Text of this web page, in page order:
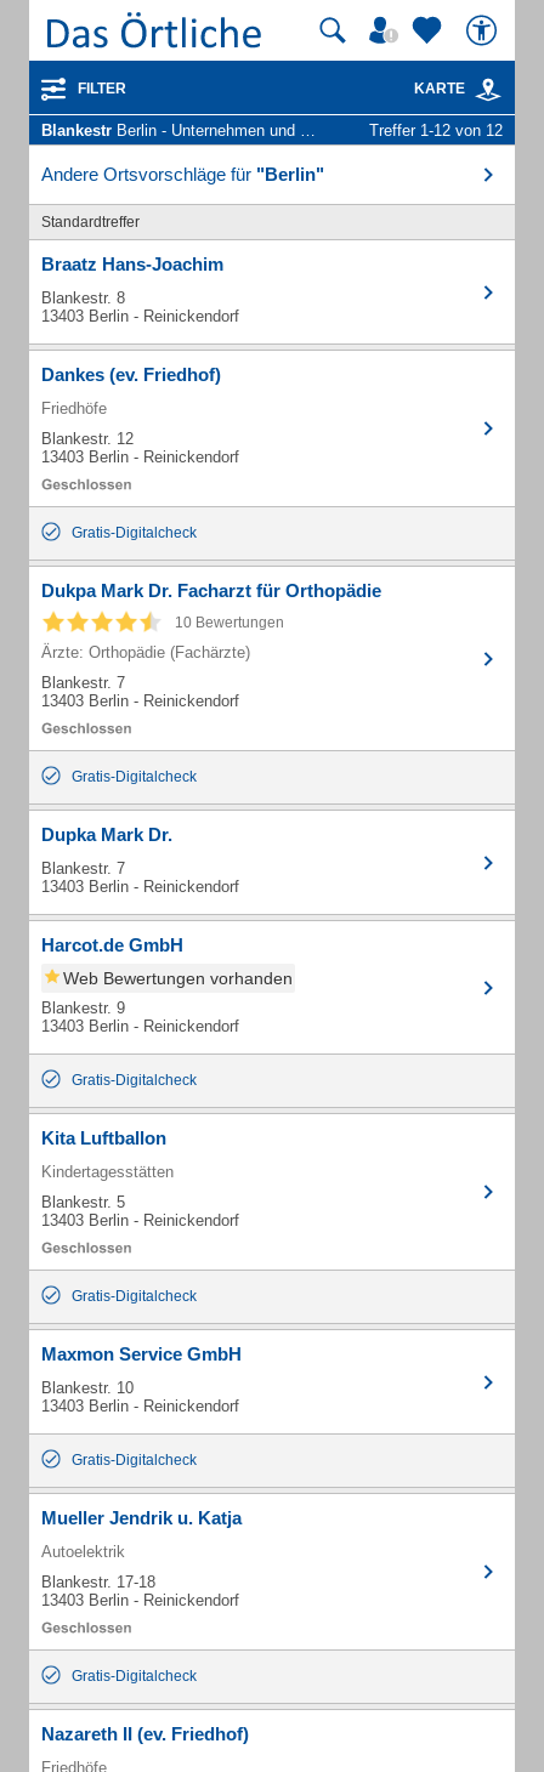
FILTER KARTE
Blankestr Berlin - Unternehmen und Personen Treffer 1-12 von 12
Andere Ortsvorschläge für "Berlin"
Standardtreffer
Braatz Hans-Joachim
Blankestr. 8
13403 Berlin - Reinickendorf
Dankes (ev. Friedhof)
Friedhöfe
Blankestr. 12
13403 Berlin - Reinickendorf
Gratis-Digitalcheck
Dukpa Mark Dr. Facharzt für Orthopädie
10 Bewertungen
Ärzte: Orthopädie (Fachärzte)
Blankestr. 7
13403 Berlin - Reinickendorf
Gratis-Digitalcheck
Dupka Mark Dr.
Blankestr. 7
13403 Berlin - Reinickendorf
Harcot.de GmbH
Web Bewertungen vorhanden
Blankestr. 9
13403 Berlin - Reinickendorf
Gratis-Digitalcheck
Kita Luftballon
Kindertagesstätten
Blankestr. 5
13403 Berlin - Reinickendorf
Gratis-Digitalcheck
Maxmon Service GmbH
Blankestr. 10
13403 Berlin - Reinickendorf
Gratis-Digitalcheck
Mueller Jendrik u. Katja
Autoelektrik
Blankestr. 17-18
13403 Berlin - Reinickendorf
Gratis-Digitalcheck
Nazareth II (ev. Friedhof)
Friedhöfe